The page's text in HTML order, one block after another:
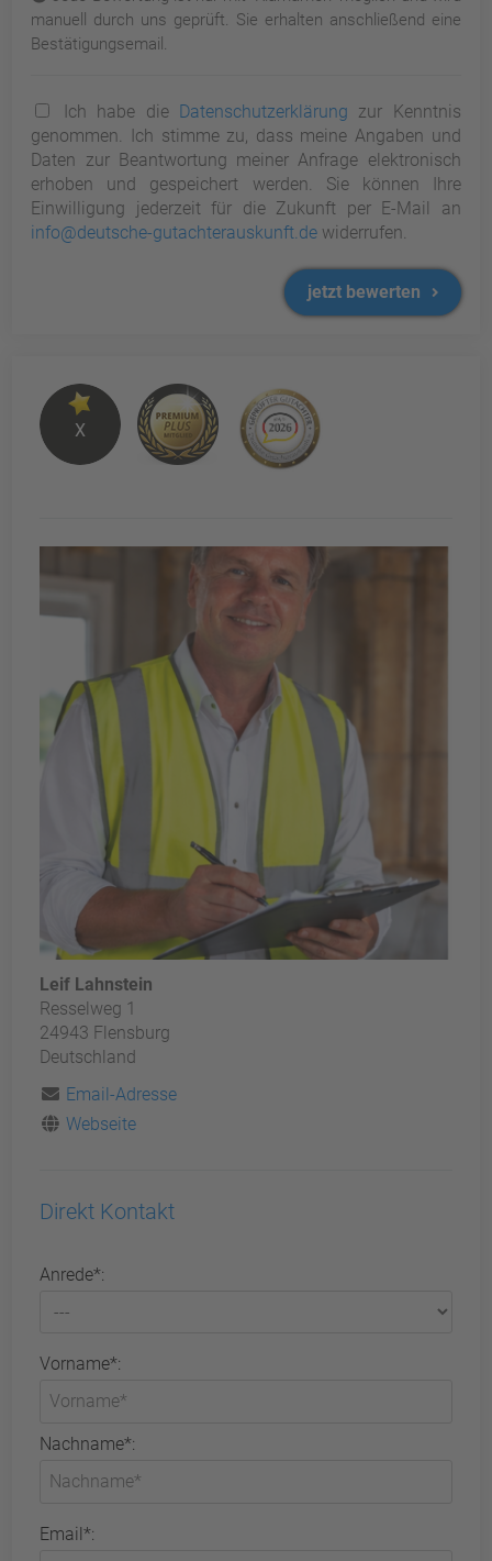
manuell durch uns geprüft. Sie erhalten anschließend eine
Bestätigungsemail.
Ich habe die Datenschutzerklärung zur Kenntnis
genommen. Ich stimme zu, dass meine Angaben und
Daten zur Beantwortung meiner Anfrage elektronisch
erhoben und gespeichert werden. Sie können Ihre
Einwilligung jederzeit für die Zukunft per E-Mail an
info@deutsche-gutachterauskunft.de widerrufen.
jetzt bewerten
X
Leif Lahnstein
Resselweg 1
24943 Flensburg
Deutschland
Email-Adresse
Webseite
Direkt Kontakt
Anrede*:
Vorname*:
Nachname*:
Email*: